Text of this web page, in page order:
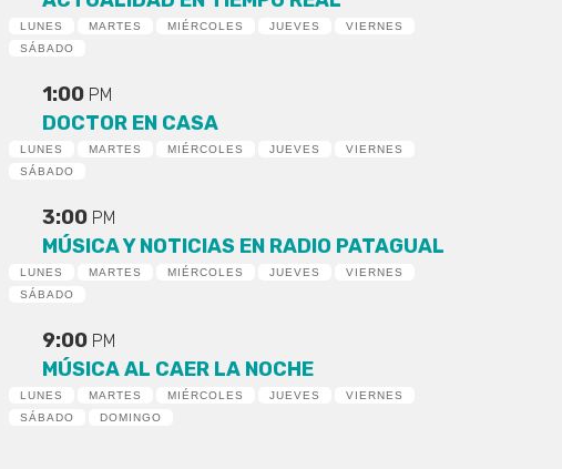
LUNES MARTES MIÉRCOLES JUEVES
VIERNES
SÁBADO
1:00 PM
DOCTOR EN CASA
LUNES MARTES MIÉRCOLES JUEVES
VIERNES
SÁBADO
3:00 PM
MÚSICA Y NOTICIAS EN RADIO PATAGUAL
LUNES MARTES MIÉRCOLES JUEVES
VIERNES
SÁBADO
9:00 PM
MÚSICA AL CAER LA NOCHE
LUNES MARTES MIÉRCOLES JUEVES
VIERNES
SÁBADO
DOMINGO